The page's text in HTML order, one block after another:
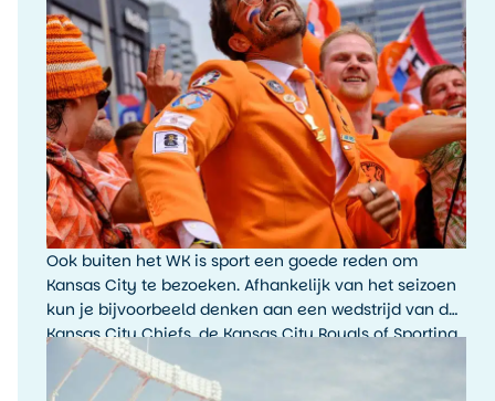
Ook buiten het WK is sport een goede reden om
Kansas City te bezoeken. Afhankelijk van het seizoen
kun je bijvoorbeeld denken aan een wedstrijd van de
Kansas City Chiefs, de Kansas City Royals of Sporting
Kansas City. De sfeer rondom een wedstrijddag, met
fans, tailgating en lokale trots, is typisch Amerikaans.